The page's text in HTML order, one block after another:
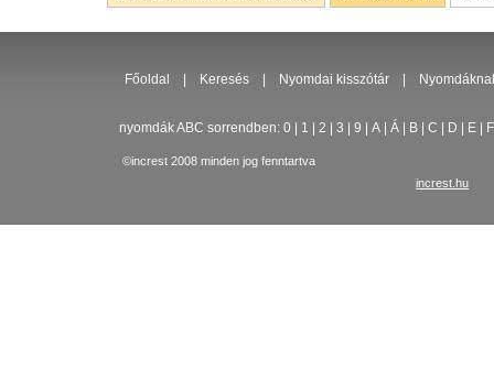
Főoldal Keresés Nyomdai kisszótár
nyomdák ABC sorrendben: 0 1 2 3 9 A Á B C D E F
©increst 2008 minden jog fenntartva
increst.hu